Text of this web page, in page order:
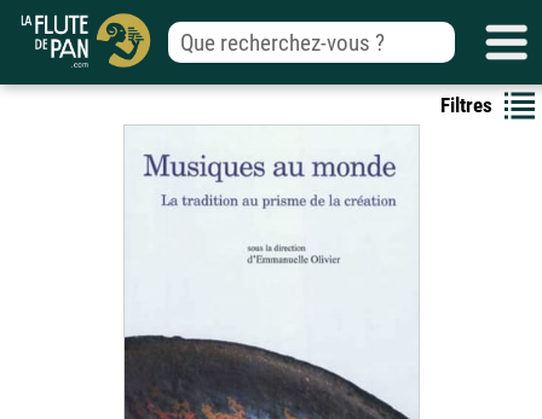
Filtres